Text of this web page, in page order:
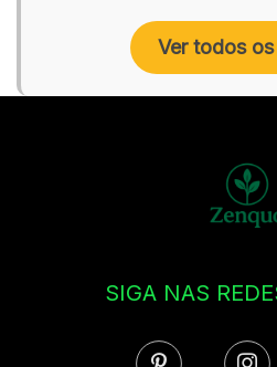
Ver todos
SIGA NAS